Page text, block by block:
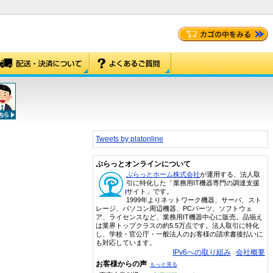
Tweets by platonline
ぷらっとオンラインについて
ぷらっとホーム株式会社が運用する、法人取
引に特化した「業務用IT機器専門の調達支援
サイト」です。
1999年よりネットワーク機器、サーバ、スト
レージ、パソコン周辺機器、PCパーツ、ソフトウェ
ア、ライセンスなど、業務用IT機器中心に販売。品揃え
は業界トップクラスの約5.5万点です。法人取引に特化
し、学校・官公庁・一般法人のお客様の請求書後払いに
も対応しています。
IPv6への取り組み 会社概要
お客様からの声 もっと見る